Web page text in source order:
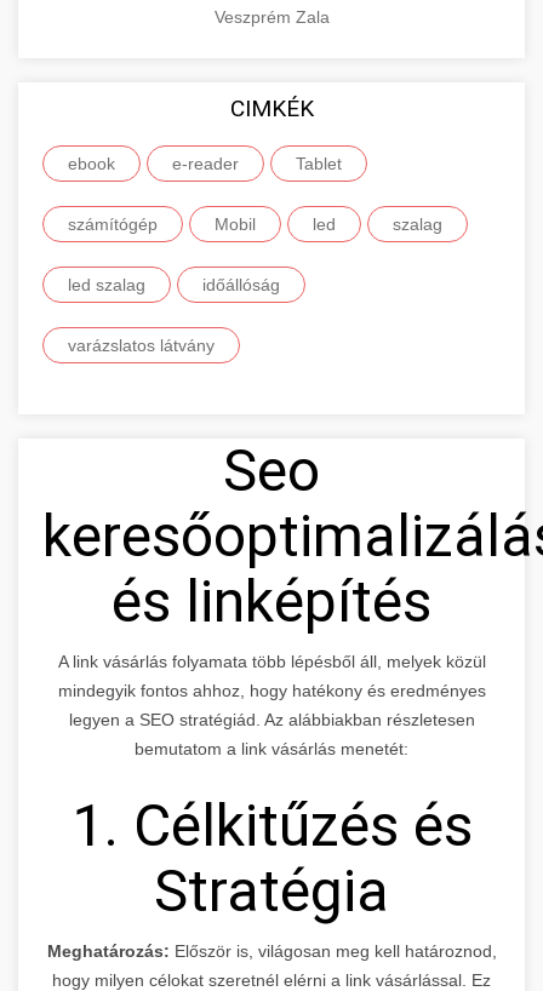
Veszprém Zala
CIMKÉK
ebook e-reader Tablet
számítógép Mobil led szalag
led szalag időállóság
varázslatos látvány
Seo
és linképítés
A link vásárlás folyamata több lépésből áll, melyek közül
mindegyik fontos ahhoz, hogy hatékony és eredményes
legyen a SEO stratégiád. Az alábbiakban részletesen
bemutatom a link vásárlás menetét:
1. Célkitűzés és
Stratégia
Meghatározás: Először is, világosan meg kell határoznod,
hogy milyen célokat szeretnél elérni a link vásárlással. Ez